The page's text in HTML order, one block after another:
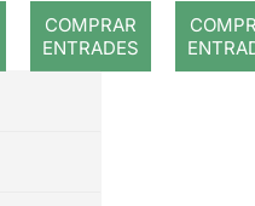
COMPRAR
ENTRADES